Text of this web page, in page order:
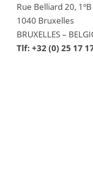
Rue Belliard 20, 1ºB
1040 Bruxelles
BRUXELLES –
Tlf: +32 (0) 25 17